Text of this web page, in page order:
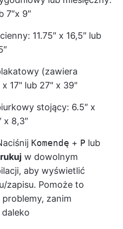
7″x 9″
11.75″ x 16,5″ lub
(zawiera
x 17" lub 27" x 39"
stojący: 6.5″ x
x 8,3″
Komendę + P lub
w dowolnym
aby wyświetlić
zapisu. Pomoże to
zanim